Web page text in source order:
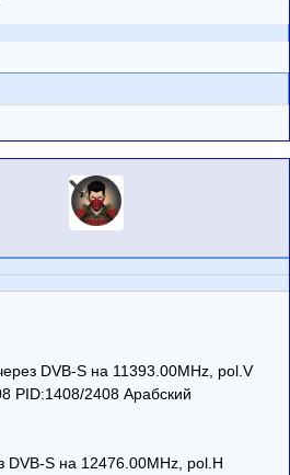
DVB-S на 11393.00MHz, pol.V
PID:1408/2408 Арабский
DVB-S на 12476.00MHz, pol.H